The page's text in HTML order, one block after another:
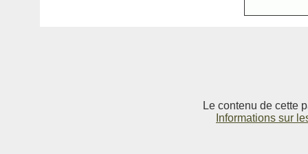
Le contenu de cette
Informations sur